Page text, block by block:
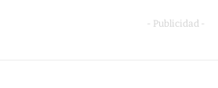
- Publicidad -